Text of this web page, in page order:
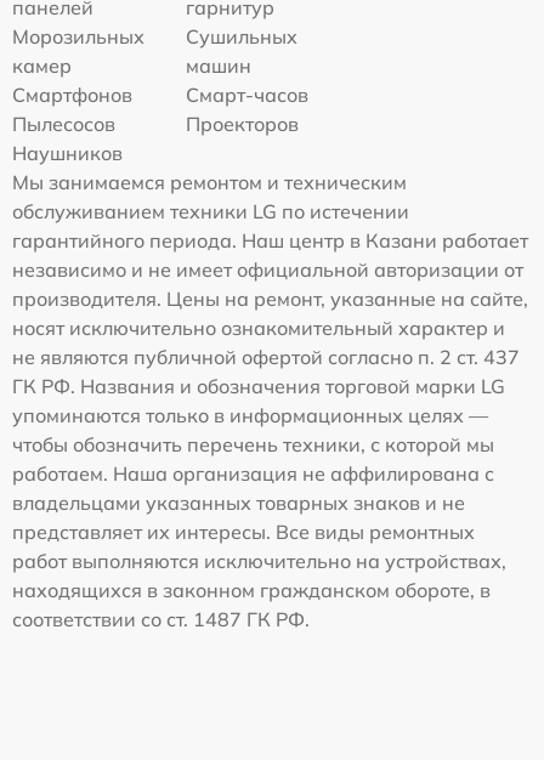
панелей
гарнитур
Морозильных
камер
Сушильных
машин
Смартфонов
Смарт-часов
Пылесосов
Проекторов
Наушников
Мы занимаемся ремонтом и техническим
обслуживанием техники LG по истечении
гарантийного периода. Наш центр в Казани работает
независимо и не имеет официальной авторизации от
производителя. Цены на ремонт, указанные на сайте,
носят исключительно ознакомительный характер и
не являются публичной офертой согласно п. 2 ст. 437
ГК РФ. Названия и обозначения торговой марки LG
упоминаются только в информационных целях —
чтобы обозначить перечень техники, с которой мы
работаем. Наша организация не аффилирована с
владельцами указанных товарных знаков и не
представляет их интересы. Все виды ремонтных
работ выполняются исключительно на устройствах,
находящихся в законном гражданском обороте, в
соответствии со ст. 1487 ГК РФ.